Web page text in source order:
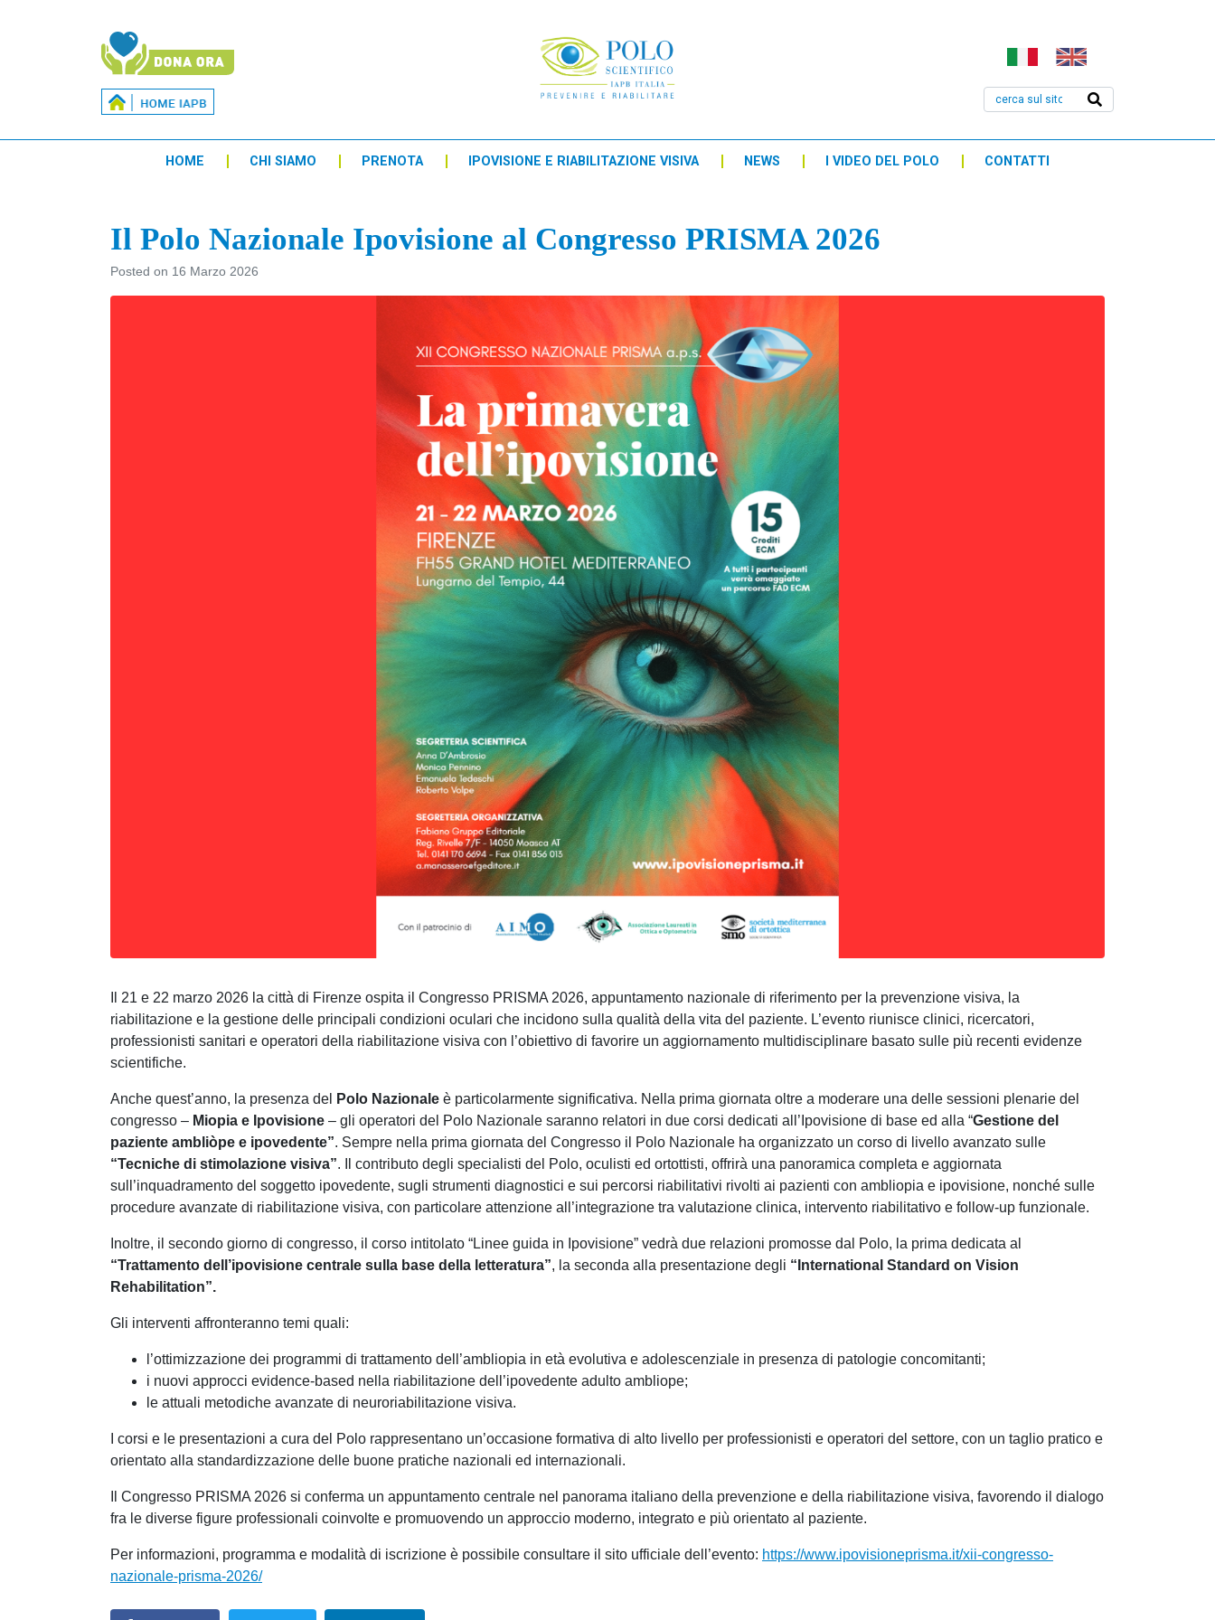
HOME CHI SIAMO PRENOTA IPOVISIONE E RIABILITAZIONE VISIVA NEWS I VIDEO DEL POLO CONTATTI
Il Polo Nazionale Ipovisione al Congresso PRISMA 2026
Posted on 16 Marzo 2026
Il 21 e 22 marzo 2026 la città di Firenze ospita il Congresso PRISMA 2026, appuntamento nazionale di riferimento per la prevenzione visiva, la
riabilitazione e la gestione delle principali condizioni oculari che incidono sulla qualità della vita del paziente. L’evento riunisce clinici, ricercatori,
professionisti sanitari e operatori della riabilitazione visiva con l’obiettivo di favorire un aggiornamento multidisciplinare basato sulle più recenti evidenze
scientifiche.
Anche quest’anno, la presenza del Polo Nazionale è particolarmente significativa. Nella prima giornata oltre a moderare una delle sessioni plenarie del
congresso – Miopia e Ipovisione – gli operatori del Polo Nazionale saranno relatori in due corsi dedicati all’Ipovisione di base ed alla “Gestione del
paziente ambliòpe e ipovedente”. Sempre nella prima giornata del Congresso il Polo Nazionale ha organizzato un corso di livello avanzato sulle
“Tecniche di stimolazione visiva”. Il contributo degli specialisti del Polo, oculisti ed ortottisti, offrirà una panoramica completa e aggiornata
sull’inquadramento del soggetto ipovedente, sugli strumenti diagnostici e sui percorsi riabilitativi rivolti ai pazienti con ambliopia e ipovisione, nonché sulle
procedure avanzate di riabilitazione visiva, con particolare attenzione all’integrazione tra valutazione clinica, intervento riabilitativo e follow‑up funzionale.
Inoltre, il secondo giorno di congresso, il corso intitolato “Linee guida in Ipovisione” vedrà due relazioni promosse dal Polo, la prima dedicata al
“Trattamento dell’ipovisione centrale sulla base della letteratura”, la seconda alla presentazione degli “International Standard on Vision
Rehabilitation”.
Gli interventi affronteranno temi quali:
l’ottimizzazione dei programmi di trattamento dell’ambliopia in età evolutiva e adolescenziale in presenza di patologie concomitanti;
i nuovi approcci evidence‑based nella riabilitazione dell’ipovedente adulto ambliope;
le attuali metodiche avanzate di neuroriabilitazione visiva.
I corsi e le presentazioni a cura del Polo rappresentano un’occasione formativa di alto livello per professionisti e operatori del settore, con un taglio pratico e
orientato alla standardizzazione delle buone pratiche nazionali ed internazionali.
Il Congresso PRISMA 2026 si conferma un appuntamento centrale nel panorama italiano della prevenzione e della riabilitazione visiva, favorendo il dialogo
fra le diverse figure professionali coinvolte e promuovendo un approccio moderno, integrato e più orientato al paziente.
Per informazioni, programma e modalità di iscrizione è possibile consultare il sito ufficiale dell’evento: https://www.ipovisioneprisma.it/xii-congresso-
nazionale-prisma-2026/